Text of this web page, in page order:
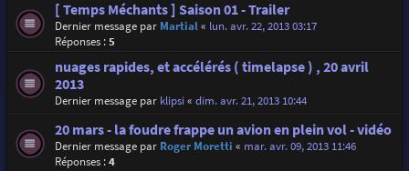
[ Temps Méchants ] Saison 01 - Trailer
Dernier message par Martial« lun. avr. 22, 2013 03:17
Réponses :5
nuages rapides, et accélérés ( timelapse ) , 20 avril
2013
Dernier message par klipsi« dim. avr. 21, 2013 10:44
20 mars - la foudre frappe un avion en plein vol - vidéo
Dernier message par Roger Moretti « mar. avr. 09, 2013 11:46
Réponses :4